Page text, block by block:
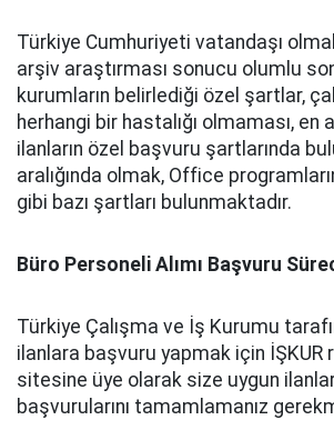
Türkiye Cumhuriyeti vatandaşı
arşiv araştırması sonucu olumlu
kurumların belirlediği özel şartlar,
herhangi bir hastalığı olmaması, en
ilanların özel başvuru şartlarında
aralığında olmak, Office
gibi bazı şartları bulunmaktadır.
Büro Personeli Alımı Başvuru
Türkiye Çalışma ve İş Kurumu
ilanlara başvuru yapmak için İŞKUR
sitesine üye olarak size uygun
başvurularını tamamlamanız